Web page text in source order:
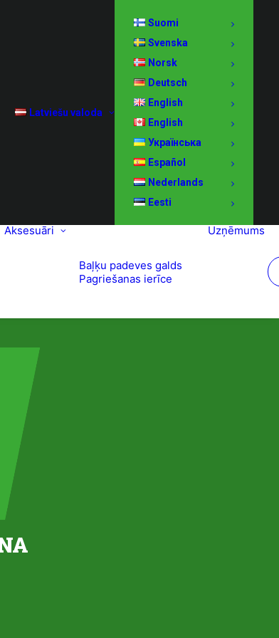
Latviešu valoda
Suomi
Svenska
Norsk
Deutsch
English
English
Українська
Español
Nederlands
Eesti
Aksesuāri
Baļķu padeves galds
Pagriešanas ierīce
Uzņēmums